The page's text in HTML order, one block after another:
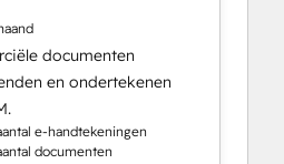
documenten
en ondertekenen
e-handtekeningen
documenten